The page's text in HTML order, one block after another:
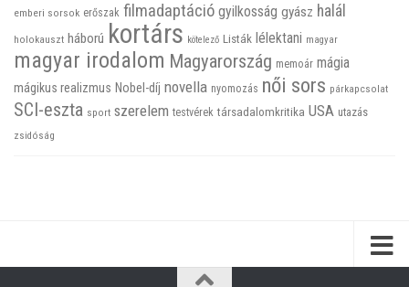
emberi sorsok erőszak filmadaptáció gyilkosság gyász halál
holokauszt háború kortárs kötelező Listák lélektani magyar
magyar irodalom Magyarország memoár mágia
mágikus realizmus Nobel-díj novella nyomozás női sors párkapcsolat
SCI-eszta sport szerelem testvérek társadalomkritika USA utazás
zsidóság